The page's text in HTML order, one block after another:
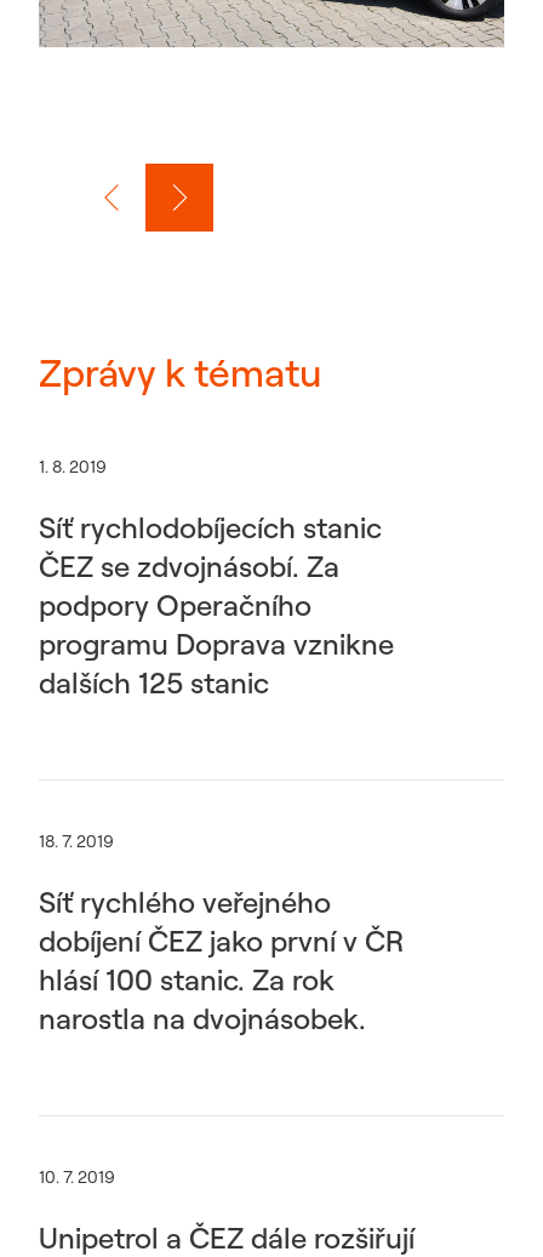
Zprávy k tématu
1. 8. 2019
Síť rychlodobíjecích stanic
ČEZ se zdvojnásobí. Za
podpory Operačního
programu Doprava vznikne
dalších 125 stanic
18. 7. 2019
Síť rychlého veřejného
dobíjení ČEZ jako první v ČR
hlásí 100 stanic. Za rok
narostla na dvojnásobek.
10. 7. 2019
Unipetrol a ČEZ dále rozšiřují